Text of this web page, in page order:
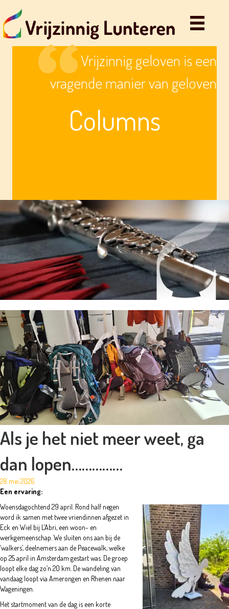
Vrijzinnig geloven is een
vragende manier van geloven
Columns
Als je het niet meer weet, ga
dan lopen……………
28 mei 2026
Een ervaring:
Woensdagochtend 29 april. Rond half negen
word ik samen met twee vriendinnen afgezet in
Eck en Wiel bij L’Abri, een woon- en
werkgemeenschap. We sluiten ons aan bij de
‘walkers’, deelnemers aan de Peacewalk, welke
op 25 april in Amsterdam gestart was. De groep
loopt elke dag zo’n 20 km. De wandeling van
vandaag loopt via Amerongen en Rhenen naar
Wageningen.
Het startmoment van de dag is een korte